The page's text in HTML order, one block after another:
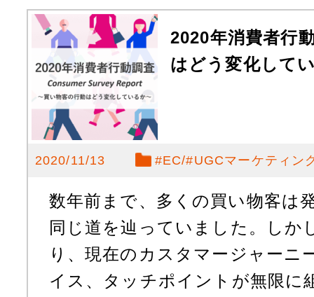
2020年消費者行
はどう変化して
2020/11/13 #EC #UGCマーケティン
数年前まで、多くの買い物客は
同じ道を辿っていました。しか
り、現在のカスタマージャーニ
イス、タッチポイントが無限に